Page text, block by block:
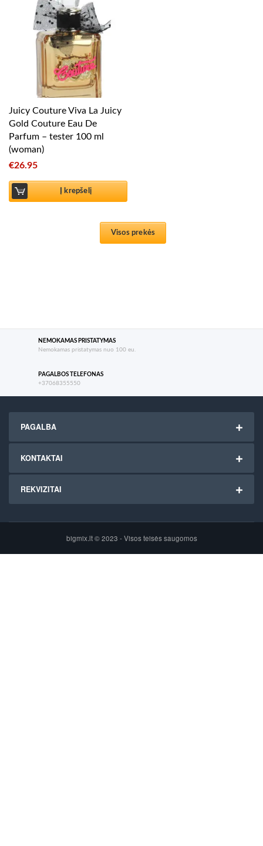
Juicy Couture Viva La Juicy
Gold Couture Eau De
Parfum – tester 100 ml
(woman)
€26.95
Į krepšelį
Visos prekės
NEMOKAMAS PRISTATYMAS
Nemokamas pristatymas nuo 100 eu.
PAGALBOS TELEFONAS
+37068355550
PAGALBA
KONTAKTAI
REKVIZITAI
bigmix.lt © 2023 - Visos teisės saugomos